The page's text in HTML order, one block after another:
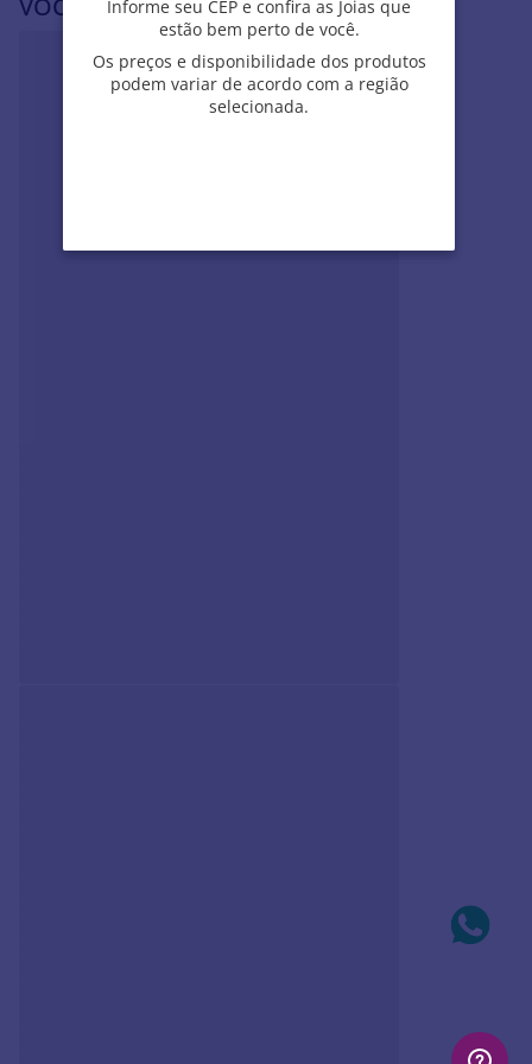
• Garantia contra defeito
VOCÊ PODE SE INTERESSAR POR
Informe seu CEP e confira as Joias que
estão bem perto de você.
Os preços e disponibilidade dos produtos
podem variar de acordo com a região
selecionada.
Informe seu CEP e confira as Joias que
estão bem perto de você.
Os preços e disponibilidade dos produtos
podem variar de acordo com a região
selecionada.